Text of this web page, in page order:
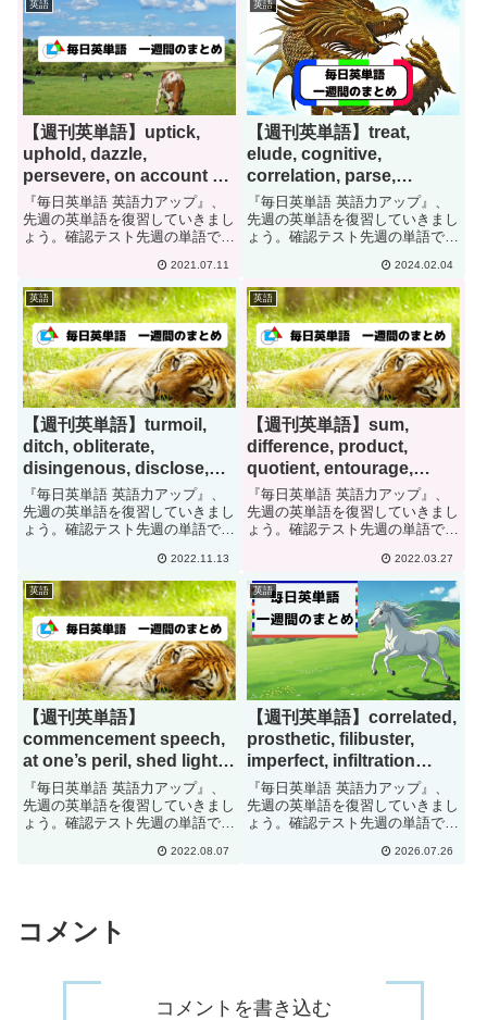
英語
【週刊英単語】uptick,
uphold, dazzle,
persevere, on account of,
lease, portion[#79]
『毎日英単語 英語力アップ』、
先週の英単語を復習していきまし
ょう。確認テスト先週の単語で
uptickupholddazzlepersevereon
account ofleaseportiontick-
tacksu...
2021.07.11
英語
【週刊英単語】treat,
elude, cognitive,
correlation, parse,
mutually[#213]
『毎日英単語 英語力アップ』、
先週の英単語を復習していきまし
ょう。確認テスト先週の単語で
treateludecognitivecorrelationpars
emutuallyrewardevadecerebrali...
2024.02.04
英語
【週刊英単語】turmoil,
ditch, obliterate,
disingenous, disclose,
dissemination[#149]
『毎日英単語 英語力アップ』、
先週の英単語を復習していきまし
ょう。確認テスト先週の単語で
turmoilditchobliteratedisingenuou
sdisclosedisseminationdisturba...
2022.11.13
英語
【週刊英単語】sum,
difference, product,
quotient, entourage,
disparate, radiant,
sequester,
penchant[#116]
『毎日英単語 英語力アップ』、
先週の英単語を復習していきまし
ょう。確認テスト先週の単語で
sum, difference, product,
quotiententouragedisparateradiant
sequ...
2022.03.27
英語
【週刊英単語】
commencement speech,
at one’s peril, shed light,
reiterte, memorandum of
understanding,
infringement[#135]
『毎日英単語 英語力アップ』、
先週の英単語を復習していきまし
ょう。確認テスト先週の単語で
commencement speechat one's
2022.08.07
英語
【週刊英単語】correlated,
prosthetic, filibuster,
imperfect, infiltration
judiciary[#342]
『毎日英単語 英語力アップ』、
先週の英単語を復習していきまし
ょう。確認テスト先週の単語で
correlatedprostheticfilibusterimper
2026.07.26
コメント
コメントを書き込む